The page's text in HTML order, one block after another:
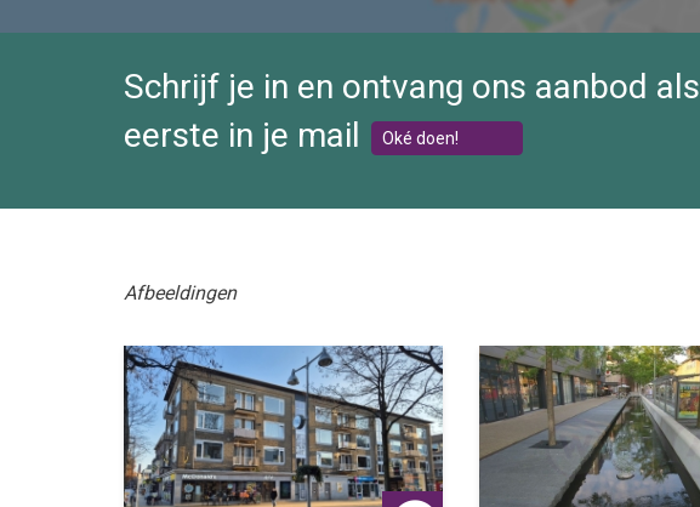
Schrijf je in en ontvang ons aanbod als
eerste in je mail
Oké doen!
Afbeeldingen